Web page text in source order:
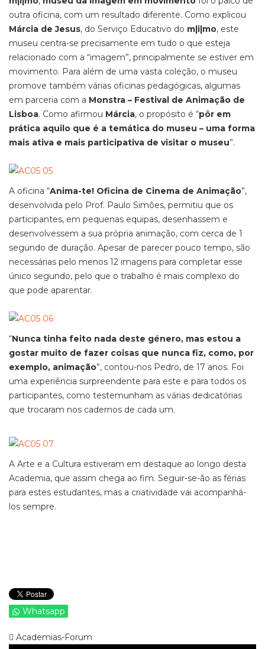
outra oficina, com um resultado diferente. Como explicou
Márcia de Jesus, do Serviço Educativo do m|i|mo, este
museu centra-se precisamente em tudo o que esteja
relacionado com a “imagem”, principalmente se estiver em
movimento. Para além de uma vasta coleção, o museu
promove também várias oficinas pedagógicas, algumas
em parceria com a Monstra – Festival de Animação de
Lisboa. Como afirmou Márcia, o propósito é “pôr em
prática aquilo que é a temática do museu – uma forma
mais ativa e mais participativa de visitar o museu”.
A oficina “Anima-te! Oficina de Cinema de Animação”,
desenvolvida pelo Prof. Paulo Simões, permitiu que os
participantes, em pequenas equipas, desenhassem e
desenvolvessem a sua própria animação, com cerca de 1
segundo de duração. Apesar de parecer pouco tempo, são
necessárias pelo menos 12 imagens para completar esse
único segundo, pelo que o trabalho é mais complexo do
que pode aparentar.
“Nunca tinha feito nada deste género, mas estou a
gostar muito de fazer coisas que nunca fiz, como, por
exemplo, animação”, contou-nos Pedro, de 17 anos. Foi
uma experiência surpreendente para este e para todos os
participantes, como testemunham as várias dedicatórias
que trocaram nos cadernos de cada um.
A Arte e a Cultura estiveram em destaque ao longo desta
Academia, que assim chega ao fim. Seguir-se-ão as férias
para estes estudantes, mas a criatividade vai acompanhá-
los sempre.
Whatsapp
Academias-Forum